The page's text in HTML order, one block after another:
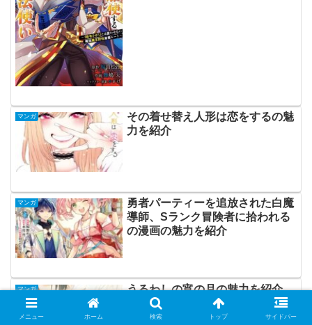
マンガ
その着せ替え人形は恋をするの魅
力を紹介
マンガ
勇者パーティーを追放された白魔
導師、Sランク冒険者に拾われる
の漫画の魅力を紹介
マンガ うるわしの宵の月の魅力を紹介
メニュー ホーム 検索 トップ サイドバー